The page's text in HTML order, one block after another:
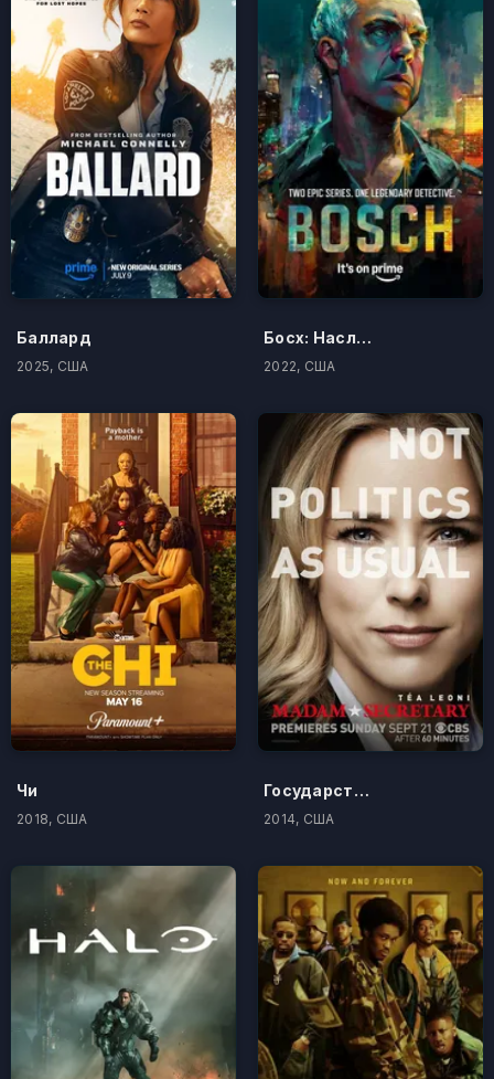
Баллард
2025, США
Босх: Наследие
2022, США
Чи
2018, США
Государственный секретарь
2014, США